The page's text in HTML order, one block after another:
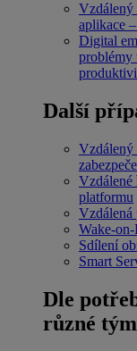
Vzdálený
aplikace
Digital
problémy
Další
Vzdálený
Vzdálené
platformu
Vzdálená
Wake-
Sdílení
Smart
Dle
různé